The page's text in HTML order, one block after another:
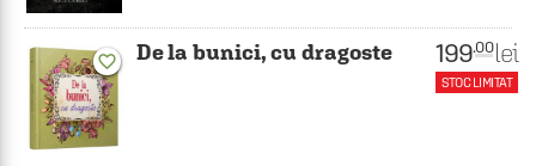
favorite_border De la bunici, cu dragoste 199.00 lei
STOC LIMITAT